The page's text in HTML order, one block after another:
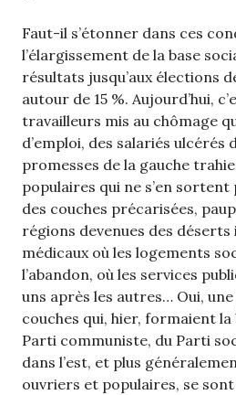
Faut-il s’étonner dans ces
l’élargissement de la base
résultats jusqu’aux élections
autour de 15 %. Aujourd’hui,
travailleurs mis au chômage
d’emploi, des salariés ulcérés
promesses de la gauche
populaires qui ne s’en
des couches précarisées,
régions devenues des
médicaux où les logements
l’abandon, où les services
uns après les autres… Oui,
couches qui, hier, formaient
Parti communiste, du Parti
dans l’est, et plus
ouvriers et populaires, se